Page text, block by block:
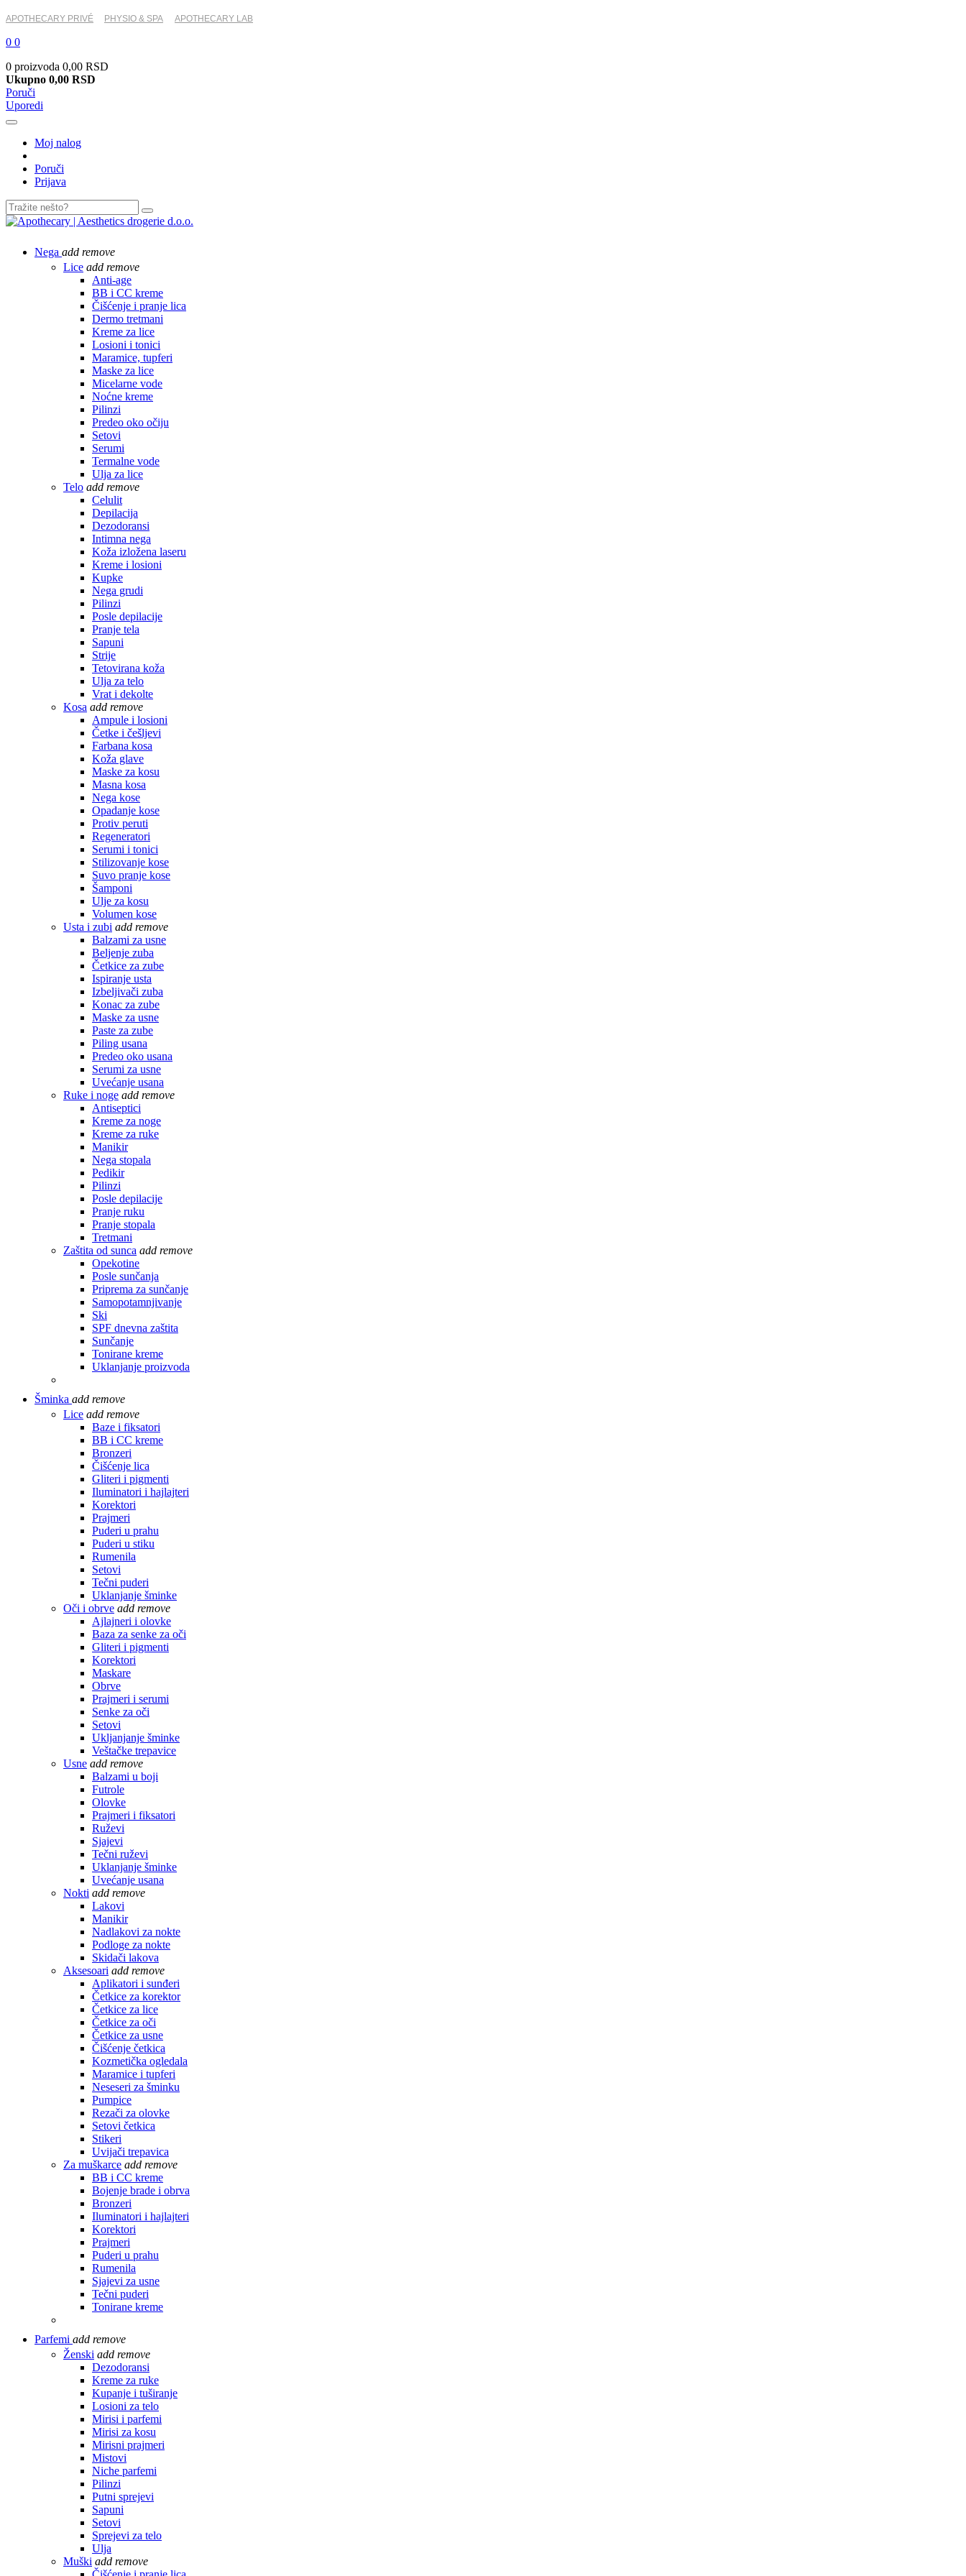
APOTHECARY PRIVÉ PHYSIO & SPA APOTHECARY LAB
0 0
0 proizvoda 0,00 RSD
Ukupno 0,00 RSD
Poruči
Uporedi
Moj nalog
Poruči
Prijava
Nega add remove
Lice add remove
Anti-age
BB i CC kreme
Čišćenje i pranje lica
Dermo tretmani
Kreme za lice
Losioni i tonici
Maramice, tupferi
Maske za lice
Micelarne vode
Noćne kreme
Pilinzi
Predeo oko očiju
Setovi
Serumi
Termalne vode
Ulja za lice
Telo add remove
Celulit
Depilacija
Dezodoransi
Intimna nega
Koža izložena laseru
Kreme i losioni
Kupke
Nega grudi
Pilinzi
Posle depilacije
Pranje tela
Sapuni
Strije
Tetovirana koža
Ulja za telo
Vrat i dekolte
Kosa add remove
Ampule i losioni
Četke i češljevi
Farbana kosa
Koža glave
Maske za kosu
Masna kosa
Nega kose
Opadanje kose
Protiv peruti
Regeneratori
Serumi i tonici
Stilizovanje kose
Suvo pranje kose
Šamponi
Ulje za kosu
Volumen kose
Usta i zubi add remove
Balzami za usne
Beljenje zuba
Četkice za zube
Ispiranje usta
Izbeljivači zuba
Konac za zube
Maske za usne
Paste za zube
Piling usana
Predeo oko usana
Serumi za usne
Uvećanje usana
Ruke i noge add remove
Antiseptici
Kreme za noge
Kreme za ruke
Manikir
Nega stopala
Pedikir
Pilinzi
Posle depilacije
Pranje ruku
Pranje stopala
Tretmani
Zaštita od sunca add remove
Opekotine
Posle sunčanja
Priprema za sunčanje
Samopotamnjivanje
Ski
SPF dnevna zaštita
Sunčanje
Tonirane kreme
Uklanjanje proizvoda
Šminka add remove
Lice add remove
Baze i fiksatori
BB i CC kreme
Bronzeri
Čišćenje lica
Gliteri i pigmenti
Iluminatori i hajlajteri
Korektori
Prajmeri
Puderi u prahu
Puderi u stiku
Rumenila
Setovi
Tečni puderi
Uklanjanje šminke
Oči i obrve add remove
Ajlajneri i olovke
Baza za senke za oči
Gliteri i pigmenti
Korektori
Maskare
Obrve
Prajmeri i serumi
Senke za oči
Setovi
Ukljanjanje šminke
Veštačke trepavice
Usne add remove
Balzami u boji
Futrole
Olovke
Prajmeri i fiksatori
Ruževi
Sjajevi
Tečni ruževi
Uklanjanje šminke
Uvećanje usana
Nokti add remove
Lakovi
Manikir
Nadlakovi za nokte
Podloge za nokte
Skidači lakova
Aksesoari add remove
Aplikatori i sunđeri
Četkice za korektor
Četkice za lice
Četkice za oči
Četkice za usne
Čišćenje četkica
Kozmetička ogledala
Maramice i tupferi
Neseseri za šminku
Pumpice
Rezači za olovke
Setovi četkica
Stikeri
Uvijači trepavica
Za muškarce add remove
BB i CC kreme
Bojenje brade i obrva
Bronzeri
Iluminatori i hajlajteri
Korektori
Prajmeri
Puderi u prahu
Rumenila
Sjajevi za usne
Tečni puderi
Tonirane kreme
Parfemi add remove
Ženski add remove
Dezodoransi
Kreme za ruke
Kupanje i tuširanje
Losioni za telo
Mirisi i parfemi
Mirisi za kosu
Mirisni prajmeri
Mistovi
Niche parfemi
Pilinzi
Putni sprejevi
Sapuni
Setovi
Sprejevi za telo
Ulja
Muški add remove